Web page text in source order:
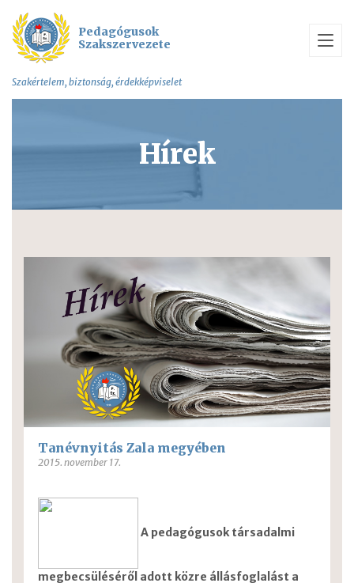
Pedagógusok
Szakszervezete
Szakértelem, biztonság, érdekképviselet
Hírek
Tanévnyitás Zala megyében
2015. november 17.
A pedagógusok társadalmi
megbecsüléséről adott közre állásfoglalást a